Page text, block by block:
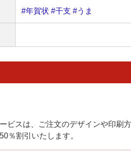
#年賀状 #干支 #うま
ビスは、ご注文のデザインや印刷
％割引いたします。